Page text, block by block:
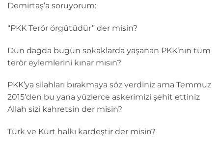
Demirtaş’a soruyorum:
“PKK Terör örgütüdür” der misin?
Dün dağda bugün sokaklarda yaşanan PKK’nın tüm
terör eylemlerini kınar mısın?
PKK’ya silahları bırakmaya söz verdiniz ama Temmuz
2015’den bu yana yüzlerce askerimizi şehit ettiniz
Allah sizi kahretsin der misin?
Türk ve Kürt halkı kardeştir der misin?